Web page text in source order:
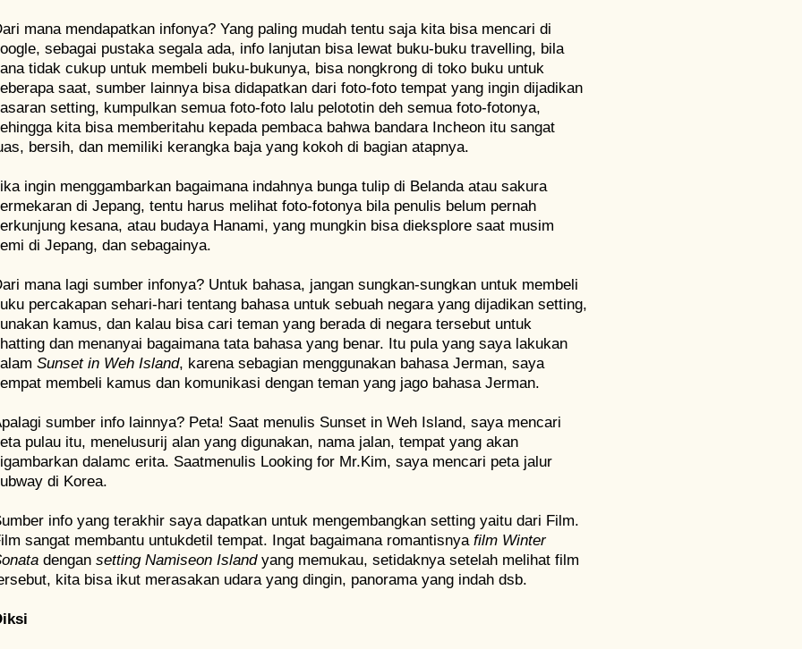
mana mendapatkan infonya? Yang paling mudah tentu saja kita bisa mencari di
sebagai pustaka segala ada, info lanjutan bisa lewat buku-buku travelling, bila
tidak cukup untuk membeli buku-bukunya, bisa nongkrong di toko buku untuk
saat, sumber lainnya bisa didapatkan dari foto-foto tempat yang ingin dijadikan
setting, kumpulkan semua foto-foto lalu pelototin deh semua foto-fotonya,
kita bisa memberitahu kepada pembaca bahwa bandara Incheon itu sangat
bersih, dan memiliki kerangka baja yang kokoh di bagian atapnya.
ingin menggambarkan bagaimana indahnya bunga tulip di Belanda atau sakura
di Jepang, tentu harus melihat foto-fotonya bila penulis belum pernah
kesana, atau budaya Hanami, yang mungkin bisa dieksplore saat musim
di Jepang, dan sebagainya.
mana lagi sumber infonya? Untuk bahasa, jangan sungkan-sungkan untuk membeli
percakapan sehari-hari tentang bahasa untuk sebuah negara yang dijadikan setting,
kamus, dan kalau bisa cari teman yang berada di negara tersebut untuk
dan menanyai bagaimana tata bahasa yang benar. Itu pula yang saya lakukan
Sunset in Weh Island, karena sebagian menggunakan bahasa Jerman, saya
membeli kamus dan komunikasi dengan teman yang jago bahasa Jerman.
sumber info lainnya? Peta! Saat menulis Sunset in Weh Island, saya mencari
pulau itu, menelusurij alan yang digunakan, nama jalan, tempat yang akan
dalamc erita. Saatmenulis Looking for Mr.Kim, saya mencari peta jalur
di Korea.
info yang terakhir saya dapatkan untuk mengembangkan setting yaitu dari Film.
sangat membantu untukdetil tempat. Ingat bagaimana romantisnya film Winter
dengan setting Namiseon Islandyang memukau, setidaknya setelah melihat film
kita bisa ikut merasakan udara yang dingin, panorama yang indah dsb.